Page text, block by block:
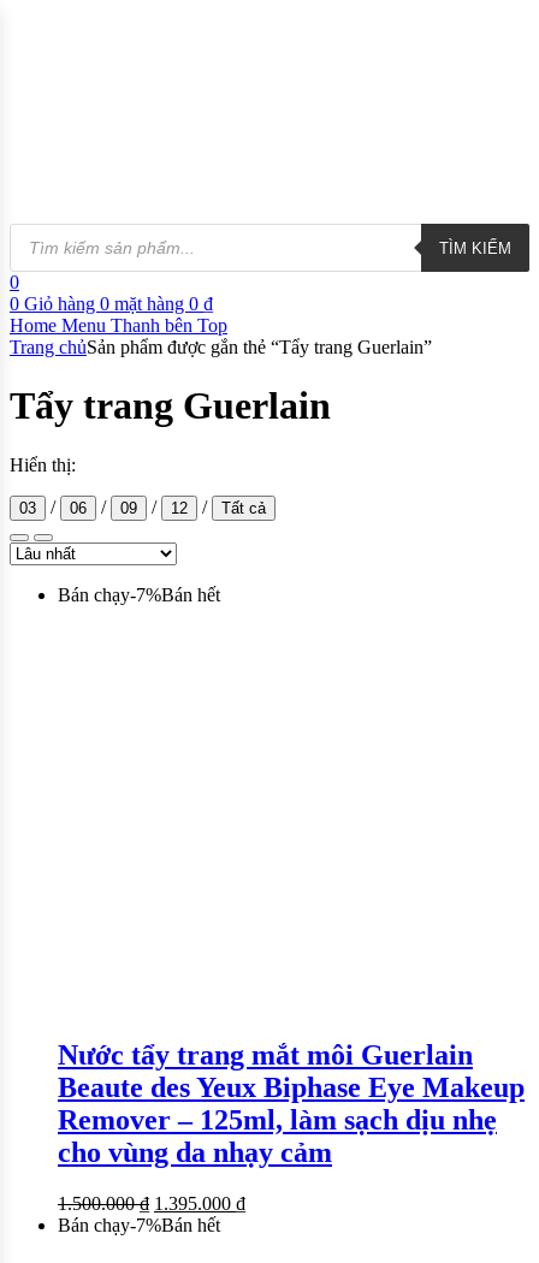
TÌM KIẾM
0
0 Giỏ hàng 0 mặt hàng 0 ₫
Home Menu Thanh bên Top
Trang chủSản phẩm được gắn thẻ “Tẩy trang Guerlain”
Tẩy trang Guerlain
Hiển thị:
03 / 06 / 09 / 12 / Tất cả
Bán chạy-7%Bán hết
Nước tẩy trang mắt môi Guerlain
Beaute des Yeux Biphase Eye Makeup
Remover – 125ml, làm sạch dịu nhẹ
cho vùng da nhạy cảm
1.500.000₫ 1.395.000 ₫
Bán chạy-7%Bán hết